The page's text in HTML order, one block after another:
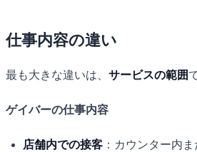
仕事内容の違い
最も大きな違いは、 サービスの範囲
ゲイバーの仕事内容
店舗内での接客 ：カウンター内